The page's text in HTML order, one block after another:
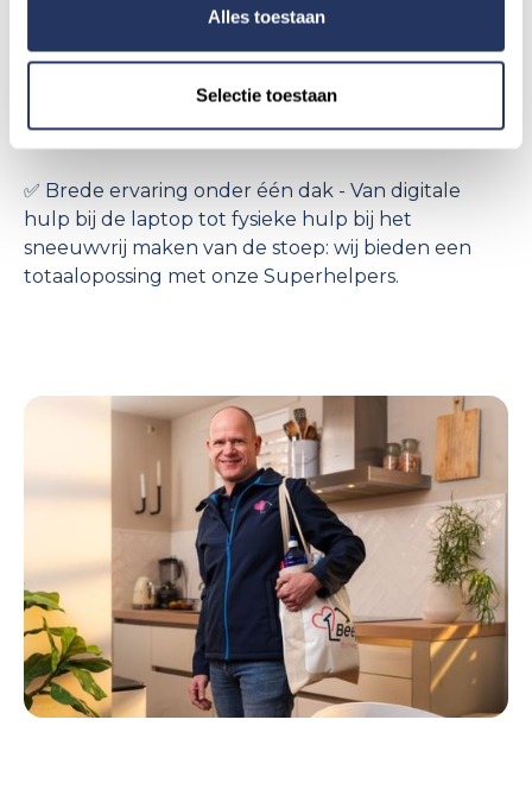
Alles toestaan
Selectie toestaan
✅ Flexibiliteit staat voorop - Geen ingewikkelde
contracten. Je bepaalt zelf wanneer je welke hulp
inschakelt.
✅ Brede ervaring onder één dak - Van digitale
hulp bij de laptop tot fysieke hulp bij het
sneeuwvrij maken van de stoep: wij bieden een
totaalopossing met onze Superhelpers.